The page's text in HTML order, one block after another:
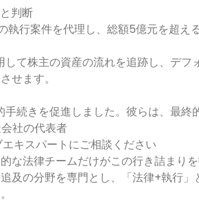
判断
執行案件を代理し、総額5億元を超え
て株主の資産の流れを追跡し、デフ
せます。
続きを促進しました。彼らは、最終
社の代表者
キスパートにご相談ください
な法律チームだけがこの行き詰まり
及の分野を専門とし、「法律+執行」